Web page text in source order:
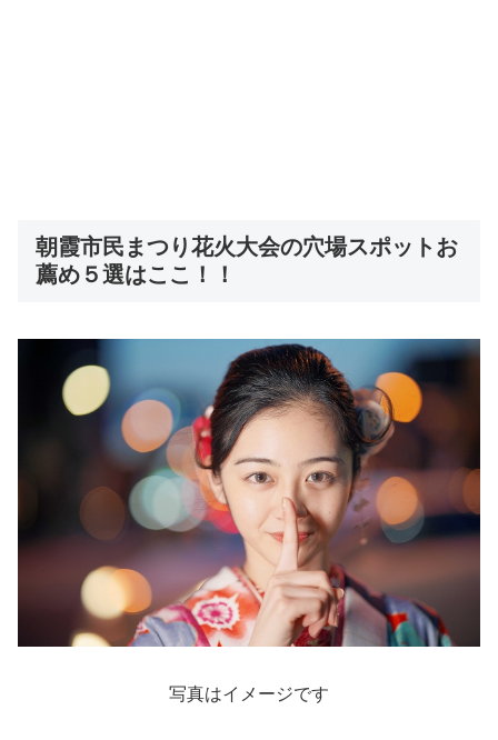
朝霞市民まつり花火大会の穴場スポットお
薦め５選はここ！！
写真はイメージです